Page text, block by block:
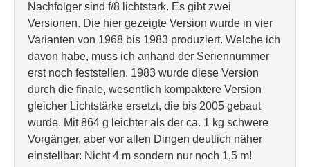
Nachfolger sind f/8 lichtstark. Es gibt zwei
Versionen. Die hier gezeigte Version wurde in vier
Varianten von 1968 bis 1983 produziert. Welche ich
davon habe, muss ich anhand der Seriennummer
erst noch feststellen. 1983 wurde diese Version
durch die finale, wesentlich kompaktere Version
gleicher Lichtstärke ersetzt, die bis 2005 gebaut
wurde. Mit 864 g leichter als der ca. 1 kg schwere
Vorgänger, aber vor allen Dingen deutlich näher
einstellbar: Nicht 4 m sondern nur noch 1,5 m!